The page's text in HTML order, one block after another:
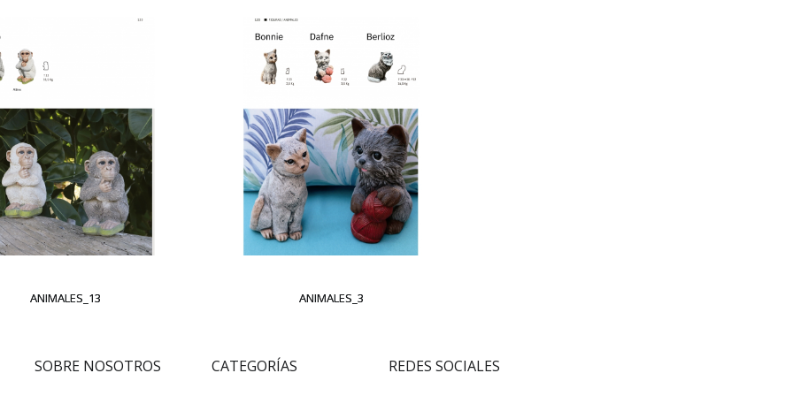
ANIMALES_13 ANIMALES_3
SOBRE NOSOTROS CATEGORÍAS REDES SOCIALES